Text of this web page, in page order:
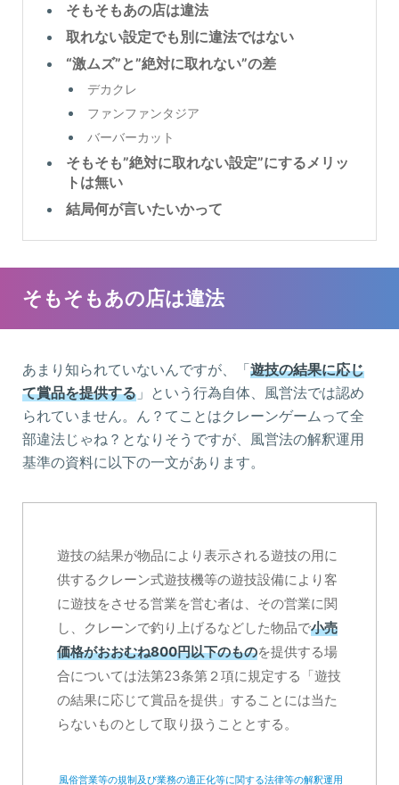
そもそもあの店は違法
取れない設定でも別に違法ではない
“激ムズ”と”絶対に取れない”の差
デカクレ
ファンファンタジア
バーバーカット
そもそも”絶対に取れない設定”にするメリッ
トは無い
結局何が言いたいかって
そもそもあの店は違法
あまり知られていないんですが、「遊技の結果に応じ
て賞品を提供する 」という行為自体、風営法では認め
られていません。ん？てことはクレーンゲームって全
部違法じゃね？となりそうですが、風営法の解釈運用
基準の資料に以下の一文があります。
遊技の結果が物品により表示される遊技の用に
供するクレーン式遊技機等の遊技設備により客
に遊技をさせる営業を営む者は、その営業に関
し、クレーンで釣り上げるなどした物品で小売
価格がおおむね800円以下のものを提供する場
合については法第23条第２項に規定する「遊技
の結果に応じて賞品を提供」することには当た
らないものとして取り扱うこととする。
風俗営業等の規制及び業務の適正化等に関する法律等の解釈運用